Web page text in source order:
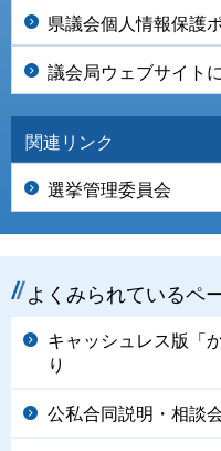
県議会個人情報保護
議会局ウェブサイト
関連リンク
選挙管理委員会
よくみられているペ
キャッシュレス版「
り
公私合同説明・相談